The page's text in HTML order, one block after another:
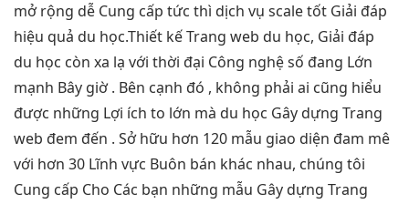
mở rộng dễ Cung cấp tức thì dịch vụ scale tốt Giải đáp
hiệu quả du học.Thiết kế Trang web du học, Giải đáp
du học còn xa lạ với thời đại Công nghệ số đang Lớn
mạnh Bây giờ . Bên cạnh đó , không phải ai cũng hiểu
được những Lợi ích to lớn mà du học Gây dựng Trang
web đem đến . Sở hữu hơn 120 mẫu giao diện đam mê
với hơn 30 Lĩnh vực Buôn bán khác nhau, chúng tôi
Cung cấp Cho Các bạn những mẫu Gây dựng Trang